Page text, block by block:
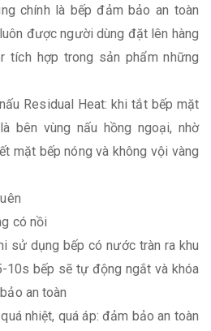
chính là bếp đảm bảo an toàn
được người dùng đặt lên hàng
tích hợp trong sản phẩm những
Residual Heat: khi tắt bếp mặt
bên vùng nấu hồng ngoại, nhờ
mặt bếp nóng và không vội vàng
có nồi
sử dụng bếp có nước tràn ra khu
10s bếp sẽ tự động ngắt và khóa
an toàn
nhiệt, quá áp: đảm bảo an toàn